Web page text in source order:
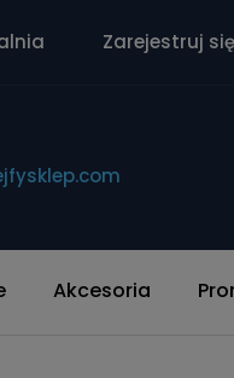
Zarejestruj się
Akcesoria